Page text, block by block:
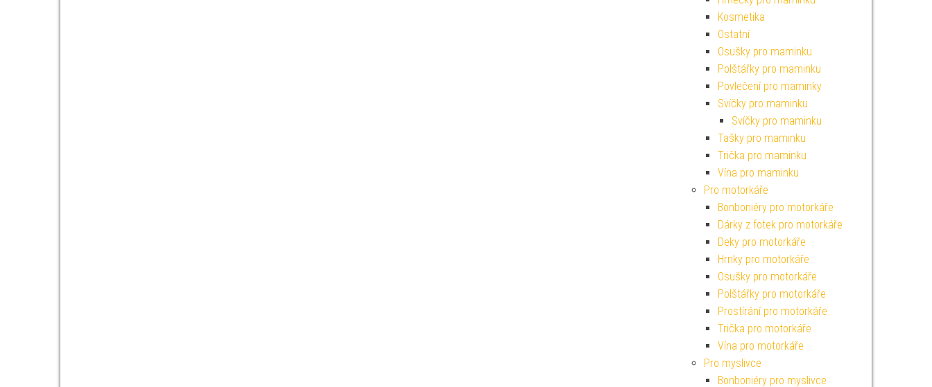
Kosmetika
Ostatní
Osušky pro maminku
Polštářky pro maminku
Povlečení pro maminky
Svíčky pro maminku
Svíčky pro maminku
Tašky pro maminku
Trička pro maminku
Vína pro maminku
Pro motorkáře
Bonboniéry pro motorkáře
Dárky z fotek pro motorkáře
Deky pro motorkáře
Hrnky pro motorkáře
Osušky pro motorkáře
Polštářky pro motorkáře
Prostírání pro motorkáře
Trička pro motorkáře
Vína pro motorkáře
Pro myslivce
Bonboniéry pro myslivce